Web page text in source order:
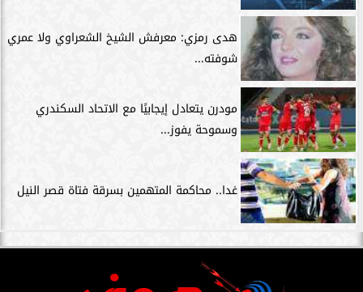
هدى رمزي: معرفش الشيخ الشعراوي ولا عمري
شوفته...
مودرن يتعادل إيجابيًا مع الاتحاد السكندري
وسموحة يفوز...
غدا.. محاكمة المتهمين بسرقة فتاة قصر النيل